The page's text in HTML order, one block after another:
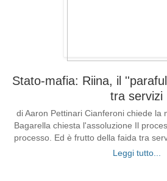
Stato-mafia: Riina, il
tra servizi
di Aaron Pettinari Cianferoni chiede la
Bagarella chiesta l'assoluzione Il
processo. Ed è frutto della faida tra
Leggi tutto...